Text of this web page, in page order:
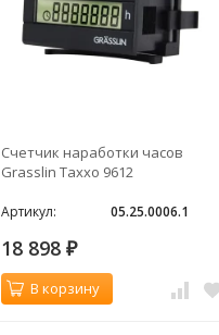
Счетчик наработки часов
Grasslin Taxxo 9612
Артикул: 05.25.0006.1
18 898 ₽
В корзину